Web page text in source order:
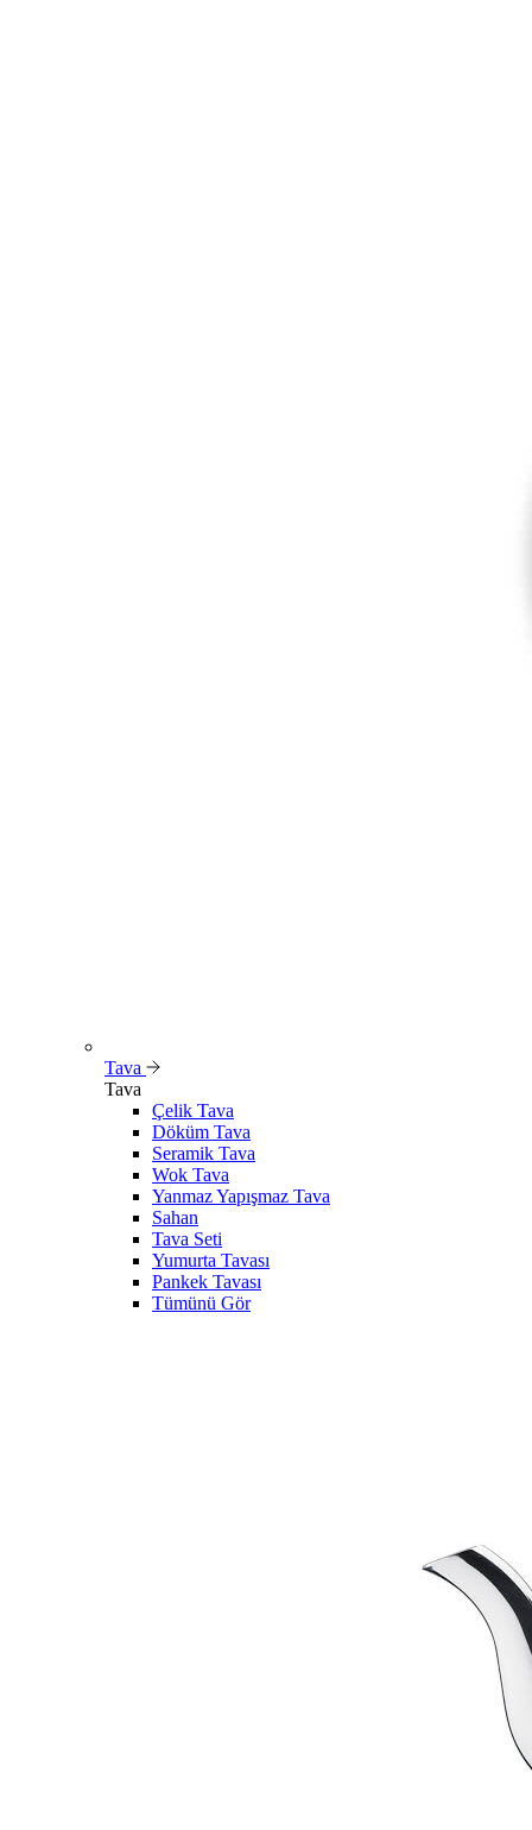
Tava
Tava
Çelik Tava
Döküm Tava
Seramik Tava
Wok Tava
Yanmaz Yapışmaz Tava
Sahan
Tava Seti
Yumurta Tavası
Pankek Tavası
Tümünü Gör